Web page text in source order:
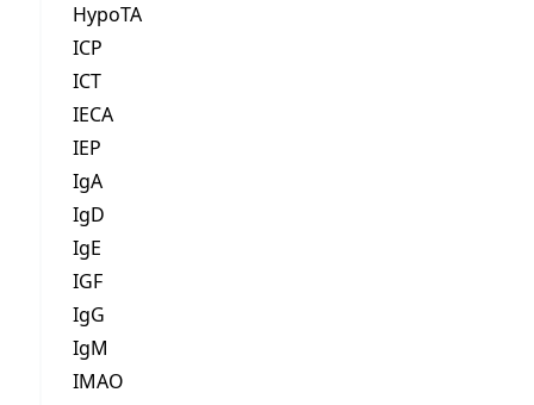
HypoTA
ICP
ICT
IECA
IEP
IgA
IgD
IgE
IGF
IgG
IgM
IMAO